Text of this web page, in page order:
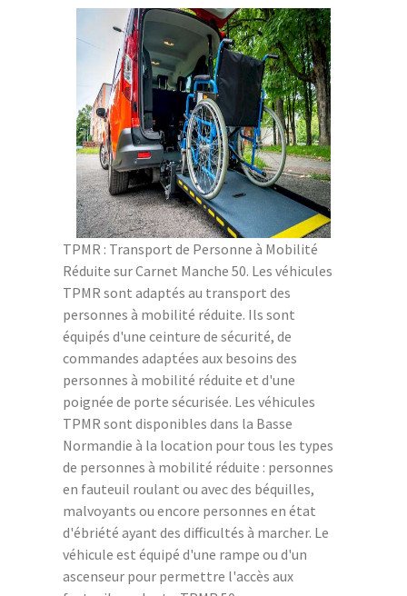
TPMR : Transport de Personne à Mobilité
Réduite sur Carnet Manche 50. Les véhicules
TPMR sont adaptés au transport des
personnes à mobilité réduite. Ils sont
équipés d'une ceinture de sécurité, de
commandes adaptées aux besoins des
personnes à mobilité réduite et d'une
poignée de porte sécurisée. Les véhicules
TPMR sont disponibles dans la Basse
Normandie à la location pour tous les types
de personnes à mobilité réduite : personnes
en fauteuil roulant ou avec des béquilles,
malvoyants ou encore personnes en état
d'ébriété ayant des difficultés à marcher. Le
véhicule est équipé d'une rampe ou d'un
ascenseur pour permettre l'accès aux